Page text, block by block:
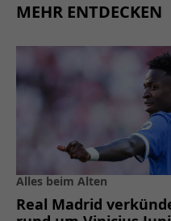
MEHR ENTDECKEN
Alles beim Alten
Real Madrid